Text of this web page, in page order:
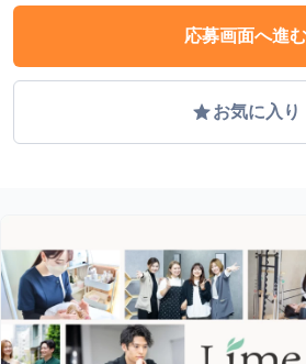
応募画面へ進む
gradeお気に入り